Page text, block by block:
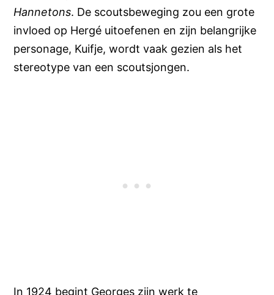
Hannetons. De scoutsbeweging zou een grote
invloed op Hergé uitoefenen en zijn belangrijke
personage, Kuifje, wordt vaak gezien als het
stereotype van een scoutsjongen.
In 1924 begint Georges zijn werk te